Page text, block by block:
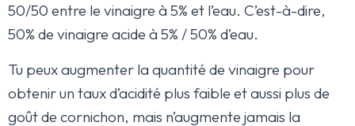
50/50 entre le vinaigre à 5% et l’eau. C’est-à-dire,
50% de vinaigre acide à 5% / 50% d’eau.
Tu peux augmenter la quantité de vinaigre pour
obtenir un taux d’acidité plus faible et aussi plus de
goût de cornichon, mais n’augmente jamais la